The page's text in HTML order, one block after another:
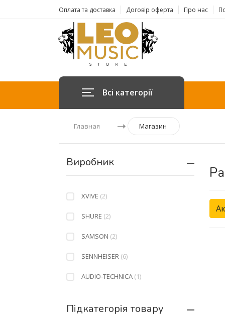
Оплата та доставка Договір оферта Про нас
Всі категорії
Главная Магазин
Виробник
XVIVE (2)
SHURE (2)
SAMSON (2)
SENNHEISER (6)
AUDIO-TECHNICA (1)
Підкатегорія товару